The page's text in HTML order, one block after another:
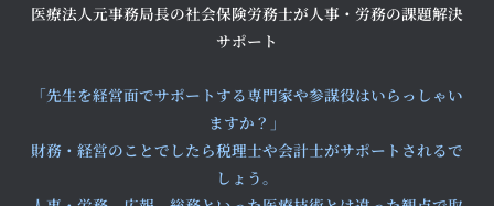
医療法人元事務局長の社会保険労務士が人事・労務の課題解決
サポート
「先生を経営面でサポートする専門家や参謀役はいらっしゃい
ますか？」
財務・経営のことでしたら税理士や会計士がサポートされるで
しょう。